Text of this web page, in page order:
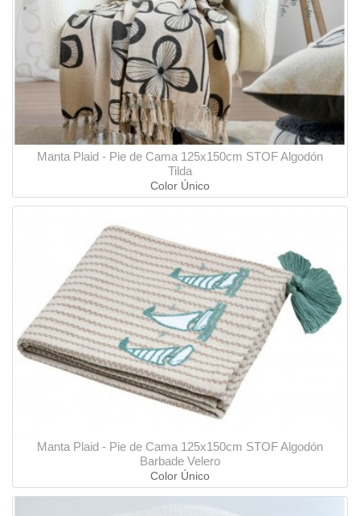
Manta Plaid - Pie de Cama 125x150cm STOF Algodón
Tilda
Color Único
Manta Plaid - Pie de Cama 125x150cm STOF Algodón
Barbade Velero
Color Único